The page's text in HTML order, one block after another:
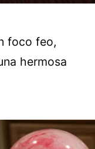
foco feo,
hermosa